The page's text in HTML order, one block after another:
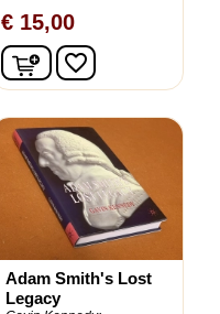
€ 15,00
In winkelwagen
favorite_border
Adam Smith's Lost
Legacy